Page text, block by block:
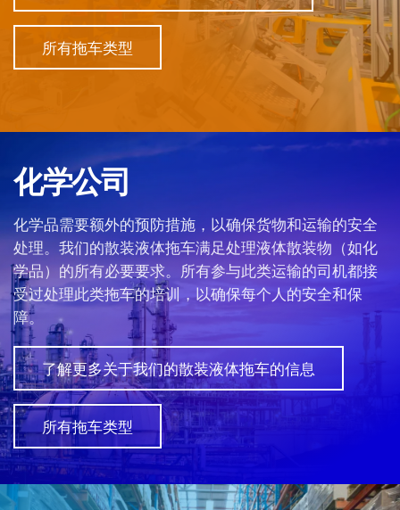
所有拖车类型
化学公司
化学品需要额外的预防措施，以确保货物和运输的安全
处理。我们的散装液体拖车满足处理液体散装物（如化
学品）的所有必要要求。所有参与此类运输的司机都接
受过处理此类拖车的培训，以确保每个人的安全和保
障。
了解更多关于我们的散装液体拖车的信息
所有拖车类型